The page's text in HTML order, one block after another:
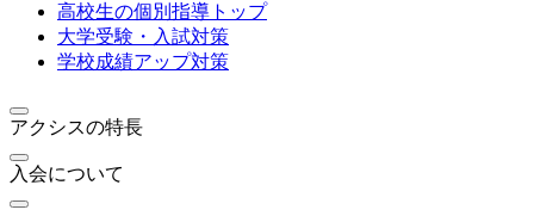
高校生の個別指導トップ
大学受験・入試対策
学校成績アップ対策
アクシスの特長
入会について